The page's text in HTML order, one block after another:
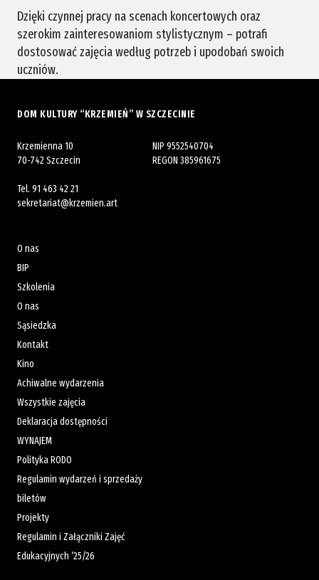
Dzięki czynnej pracy na scenach koncertowych oraz
szerokim zainteresowaniom stylistycznym – potrafi
dostosować zajęcia według potrzeb i upodobań swoich
uczniów.
DOM KULTURY “KRZEMIEŃ” W SZCZECINIE
Krzemienna 10
70-742 Szczecin
Tel. 91 463 42 21
sekretariat@krzemien.art
NIP 9552540704
REGON 385961675
O nas
BIP
Szkolenia
O nas
Sąsiedzka
Kontakt
Kino
Achiwalne wydarzenia
Wszystkie zajęcia
Deklaracja dostępności
WYNAJEM
Polityka RODO
Regulamin wydarzeń i sprzedaży
biletów
Projekty
Regulamin i Załączniki Zajęć
Edukacyjnych ’25/26